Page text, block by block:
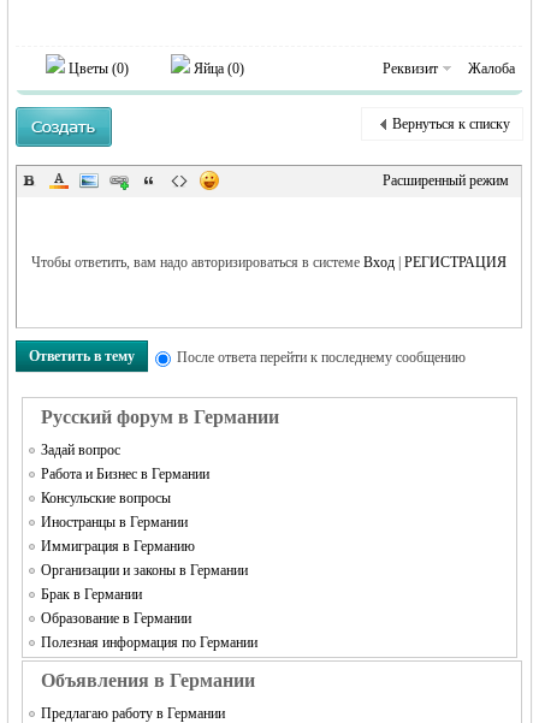
Цветы (0) Яйца (0) Реквизит Жалоба
Вернуться к списку
Расширенный режим
Чтобы ответить, вам надо авторизироваться в системеВход |РЕГИСТРАЦИЯ
Ответить в тему После ответа перейти к последнему сообщению
Русский форум в Германии
Задай вопрос
Работа и Бизнес в Германии
Консульские вопросы
Иностранцы в Германии
Иммиграция в Германию
Организации и законы в Германии
Брак в Германии
Образование в Германии
Полезная информация по Германии
Объявления в Германии
Предлагаю работу в Германии